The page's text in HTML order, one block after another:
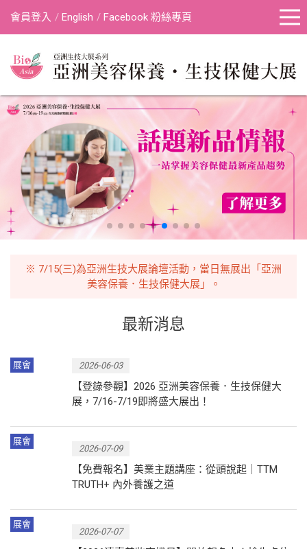
會員登入 English Facebook 粉絲專頁
※ 7/15(三)為亞洲生技大展論壇活動，當日無展出「亞洲
美容保養．生技保健大展」。
最新消息
展會 2026-06-03
【登錄參觀】2026 亞洲美容保養．生技保健大
展，7/16-7/19即將盛大展出！
展會
2026-07-09
【免費報名】美業主題講座：從頭說起｜TTM
TRUTH+ 內外養護之道
展會
2026-07-07